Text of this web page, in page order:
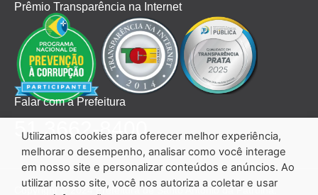
Prêmio Transparência na Internet
Falar com a Prefeitura
51 3662-8400
Copyright © 2024 Prefeitura de Santo Antônio da Patrulha.
Utilizamos cookies para oferecer melhor experiência,
melhorar o desempenho, analisar como você interage
em nosso site e personalizar conteúdos e anúncios. Ao
utilizar nosso site, você nos autoriza a coletar e usar